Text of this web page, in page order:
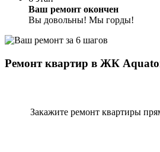
Ваш ремонт окончен
Вы довольны! Мы горды!
Ремонт квартир в ЖК
Закажите ремонт квартиры